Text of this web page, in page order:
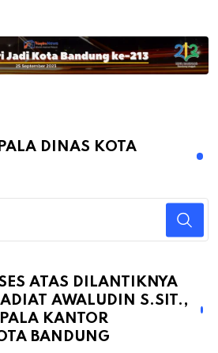
DINAS KOTA
ATAS DILANTIKNYA
AWALUDIN S.SIT.,
KANTOR
BANDUNG